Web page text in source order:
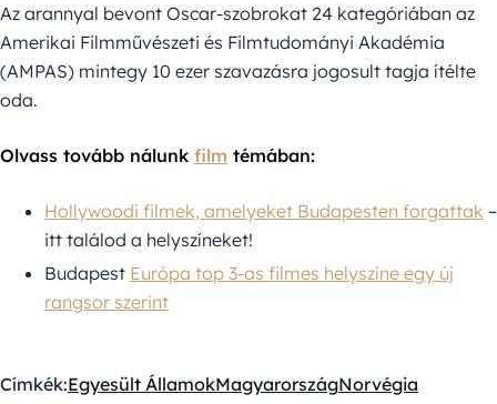
Az arannyal bevont Oscar-szobrokat 24 kategóriában az
Amerikai Filmművészeti és Filmtudományi Akadémia
(AMPAS) mintegy 10 ezer szavazásra jogosult tagja ítélte
oda.
Olvass tovább nálunk film témában:
Hollywoodi filmek, amelyeket Budapesten forgattak –
itt találod a helyszíneket!
Budapest Európa top 3-as filmes helyszíne egy új
rangsor szerint
Címkék:Egyesült ÁllamokMagyarországNorvégia